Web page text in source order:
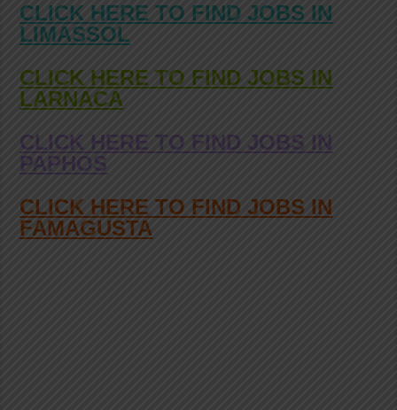
CLICK HERE TO FIND JOBS IN
LIMASSOL
CLICK HERE TO FIND JOBS IN
LARNACA
CLICK HERE TO FIND JOBS IN
PAPHOS
CLICK HERE TO FIND JOBS IN
FAMAGUSTA